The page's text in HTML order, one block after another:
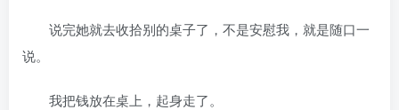
说完她就去收拾别的桌子了，不是安慰我，就是随口一
说。
我把钱放在桌上，起身走了。